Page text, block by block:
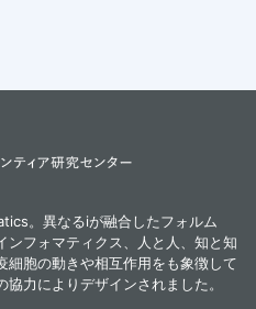
。異なるiが融合したフォルム
ンフォマティクス、人と人、知と知
細胞の動きや相互作用をも象徴して
力によりデザインされました。